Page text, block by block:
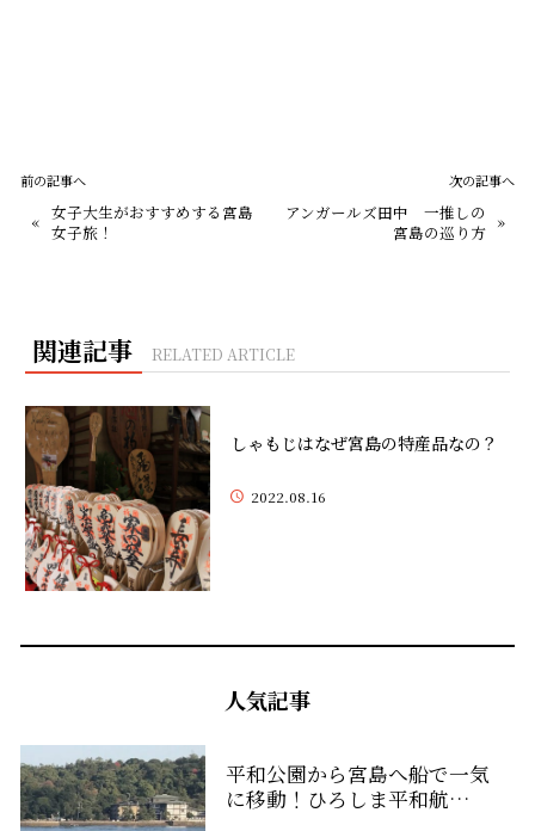
前の記事へ
« 女子大生がおすすめする宮島
女子旅！
次の記事へ
アンガールズ田中 一推しの
宮島の巡り方 »
関連記事 RELATED ARTICLE
しゃもじはなぜ宮島の特産品なの？
2022.08.16
人気記事
平和公園から宮島へ船で一気
に移動！ひろしま平和航…